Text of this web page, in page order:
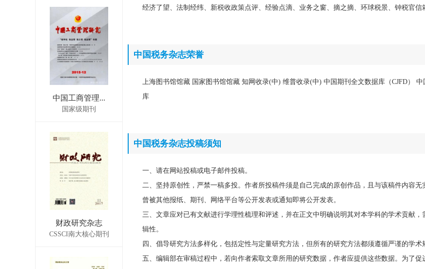
中国工商管理...
国家级期刊
财政研究杂志
CSSCI南大核心期刊
经济了望、法制经纬、新税收政策点评、经验点滴、业务之窗、摘之摘、环球税景、钟税官信
中国税务杂志荣誉
上海图书馆馆藏 国家图书馆馆藏 知网收录(中) 维普收录(中) 中国期刊全文数据库（CJFD）
库
中国税务杂志投稿须知
一、请在网站投稿或电子邮件投稿。
二、坚持原创性，严禁一稿多投。作者所投稿件须是自己完成的原创作品，且与该稿件内容无
曾被其他报纸、期刊、网络平台等公开发表或通知即将公开发表。
三、文章应对已有文献进行学理性梳理和评述，并在正文中明确说明其对本学科的学术贡献，
辑性。
四、倡导研究方法多样化，包括定性与定量研究方法，但所有的研究方法都须遵循严谨的学术
五、编辑部在审稿过程中，若向作者索取文章所用的研究数据，作者应提供这些数据。为了促